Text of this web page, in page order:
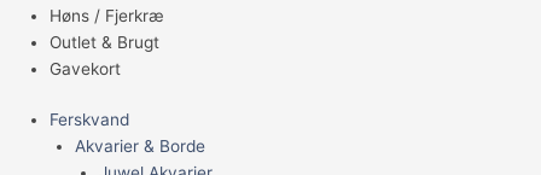
Høns / Fjerkræ
Outlet & Brugt
Gavekort
Ferskvand
Akvarier & Borde